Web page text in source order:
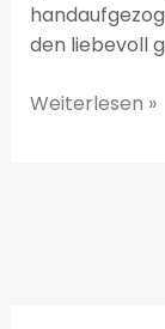
den liebevoll
Weiterlesen »